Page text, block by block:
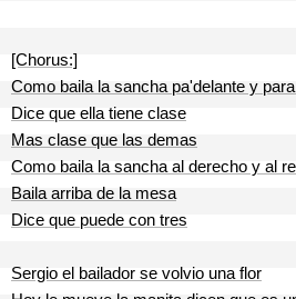
[Chorus:]
Como baila la sancha pa'delante y
Dice que ella tiene clase
Mas clase que las demas
Como baila la sancha al derecho y al
Baila arriba de la mesa
Dice que puede con tres
Sergio el bailador se volvio una flor